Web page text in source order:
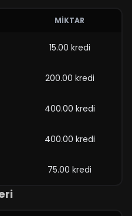
MIKTAR
15.00 kredi
200.00 kredi
400.00 kredi
400.00 kredi
75.00 kredi